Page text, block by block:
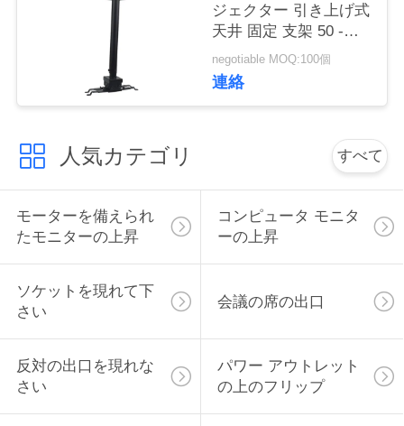
ニ
ュ
ー
ス
場
合
CONFERENCE
ROOM
ジェクター 引き上げ式
天井 固定 支架 50 -
100 cm 拡張
negotiable MOQ:100個
連絡
人気カテゴリ すべて
モーターを備えられ
たモニターの上昇
コンピュータ モニタ
ーの上昇
ソケットを現れて下
さい
会議の席の出口
反対の出口を現れな
さい
パワー アウトレット
の上のフリップ